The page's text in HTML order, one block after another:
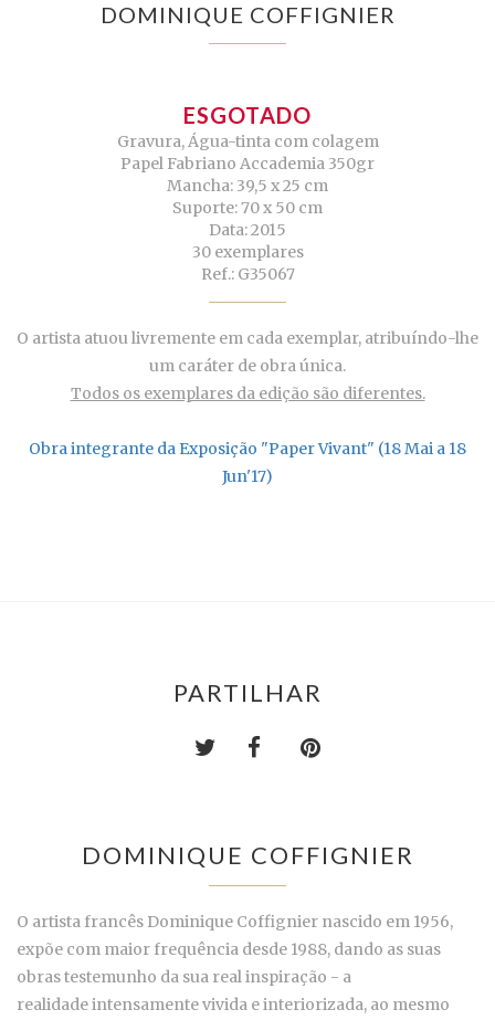
DOMINIQUE COFFIGNIER
ESGOTADO
Gravura, Água-tinta com colagem
Papel Fabriano Accademia 350gr
Mancha: 39,5 x 25 cm
Suporte: 70 x 50 cm
Data: 2015
30 exemplares
Ref.: G35067
O artista atuou livremente em cada exemplar, atribuíndo-lhe
um caráter de obra única.
Todos os exemplares da edição são diferentes.
Obra integrante da Exposição "Paper Vivant" (18 Mai a 18
Jun'17)
PARTILHAR
DOMINIQUE COFFIGNIER
O artista francês Dominique Coffignier nascido em 1956,
expõe com maior frequência desde 1988, dando as suas
obras testemunho da sua real inspiração - a
realidade intensamente vivida e interiorizada, ao mesmo